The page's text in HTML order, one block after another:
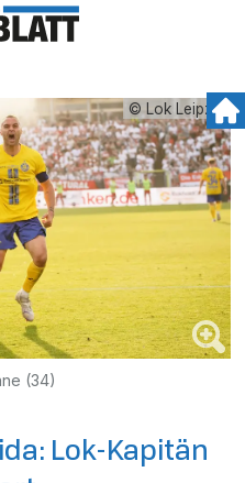
© Lok Leipzig
(34)
Lok-Kapitän